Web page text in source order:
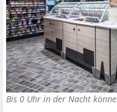
Bis 0 Uhr in der Nacht